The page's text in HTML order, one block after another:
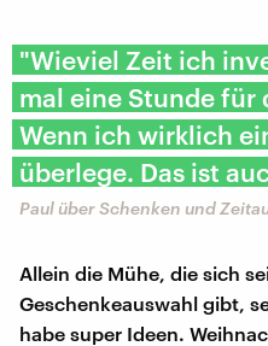
"Wieviel Zeit ich
mal eine Stunde für
Wenn ich wirklich
überlege. Das ist
Paul über Schenken und
Allein die Mühe, die sich
Geschenkeauswahl gibt,
habe super Ideen.